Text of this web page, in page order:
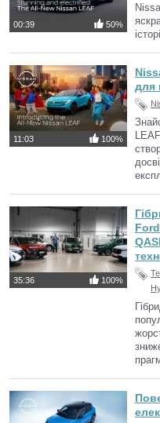
00:39 50%
11:03 100%
для
35:36 100%